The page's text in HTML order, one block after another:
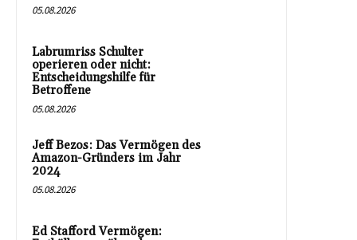
05.08.2026
Labrumriss Schulter
operieren oder nicht:
Entscheidungshilfe für
Betroffene
05.08.2026
Jeff Bezos: Das Vermögen des
Amazon-Gründers im Jahr
2024
05.08.2026
Ed Stafford Vermögen: